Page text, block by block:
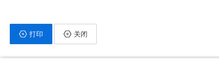
打印 关闭